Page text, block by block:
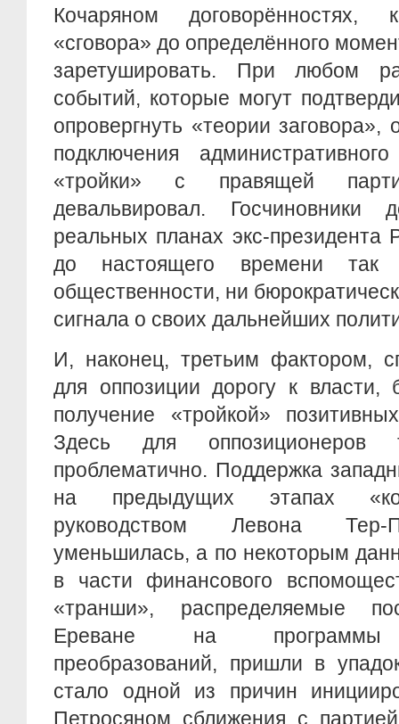
Кочаряном договорённостях,
«сговора» до определённого
заретушировать. При любом
событий, которые могут
опровергнуть «теории заговора»,
подключения
«тройки» с правящей
девальвировал. Госчиновники
реальных планах экс-президента
до настоящего времени
общественности, ни
сигнала о своих дальнейших
И, наконец, третьим фактором,
для оппозиции дорогу к власти,
получение «тройкой»
Здесь для
проблематично. Поддержка
на предыдущих этапах
руководством Левона Тер-
уменьшилась, а по некоторым
в части финансового
«транши», распределяемые
Ереване на программы
преобразований, пришли в
стало одной из причин
Петросяном сближения с